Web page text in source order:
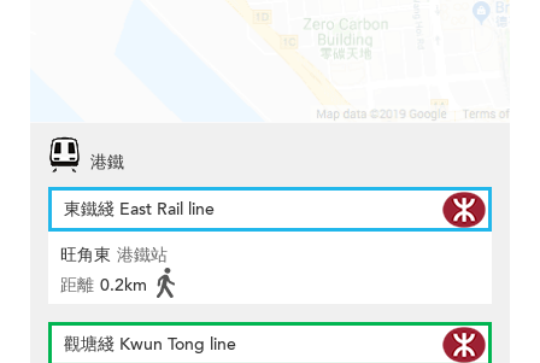
港鐵
東鐵綫 East Rail line
旺角東 港鐵站
距離 0.2km
觀塘綫 Kwun Tong line